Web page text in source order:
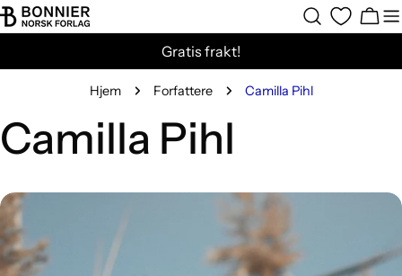
Hopp
til
Gratis frakt!
Hjem Forfattere Camilla Pihl
Camilla Pihl